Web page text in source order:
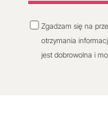
Zgadzam się na
otrzymania
jest dobrowolna i